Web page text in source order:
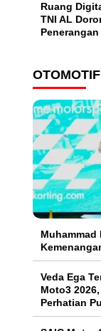
Ruang
TNI AL
Penerangan
OTOMOTIF
Muhammad
Veda Ega
Moto3
Perhatian